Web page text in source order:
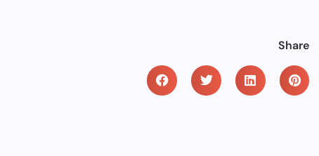
Share